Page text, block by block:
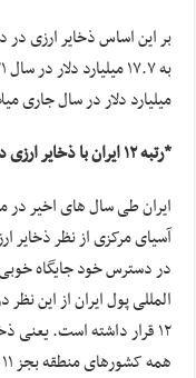
میلیارد دلار در سال جاری
*رتبه ۱۲ ایران با ذخایر ارزی در دسترس خود در منطقه
ایران طی سال های اخیر
آسیای مرکزی از نظر ذخایر
در دسترس خود جایگاه
۱۲ قرار داشته است. یعنی
همه کشورهای منطقه بجز ۱۱ کشور بوده است.